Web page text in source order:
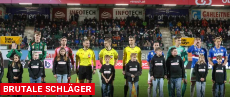
BRUTALE SCHLÄGER